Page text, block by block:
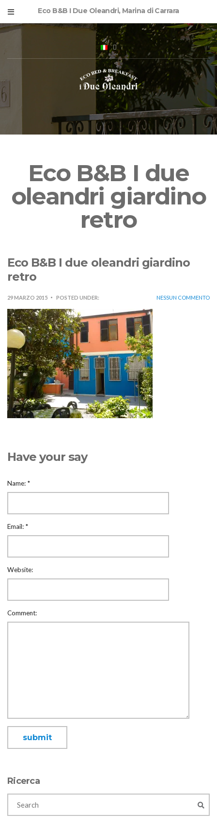
Eco B&B I Due Oleandri, Marina di Carrara
Eco B&B I due
oleandri giardino
retro
Eco B&B I due oleandri giardino
retro
29 MARZO 2015 POSTED UNDER: NESSUN COMMENTO
Have your say
Name: *
Email: *
Website:
Comment:
Ricerca